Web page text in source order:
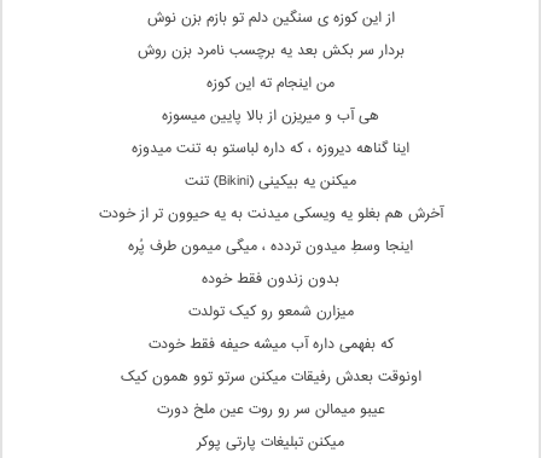
از این کوزه ی سنگین دلم تو بازم بزن نوش
بردار سر بکش بعد یه برچسب نامرد بزن روش
من اینجام ته این کوزه
هی آب و میریزن از بالا پایین میسوزه
اینا گناهه دیروزه ، که داره لباستو به تنت میدوزه
میکنن یه بیکینی (Bikini) تنت
آخرش هم بغلو یه ویسکی میدنت به یه حیوون تر از خودت
اینجا وسطِ میدون تردده ، میگی میمون طرف پُره
بدون زندون فقط خوده
میزارن شمعو رو کیک تولدت
که بفهمی داره آب میشه حیفه فقط خودت
اونوقت بعدش رفیقات میکنن سرتو توو همون کیک
عیبو میمالن سر رو روت عین ملخ دورت
میکنن تبلیغات پارتی پوکر